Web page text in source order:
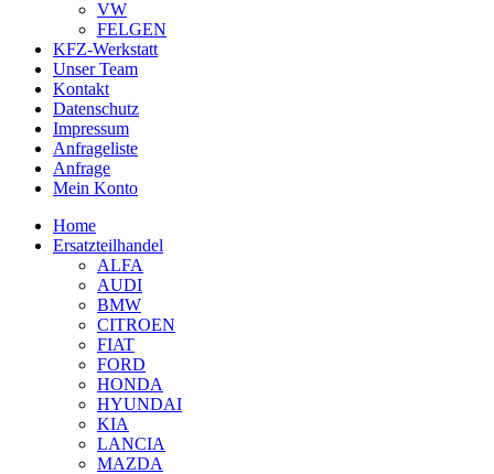
VW
FELGEN
KFZ-Werkstatt
Unser Team
Kontakt
Datenschutz
Impressum
Anfrageliste
Anfrage
Mein Konto
Home
Ersatzteilhandel
ALFA
AUDI
BMW
CITROEN
FIAT
FORD
HONDA
HYUNDAI
KIA
LANCIA
MAZDA